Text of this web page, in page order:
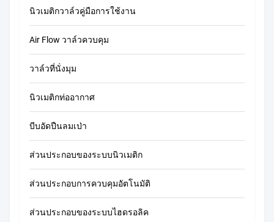
นิวเมติกวาล์วคู่มือการใช้งาน
Air Flow วาล์วควบคุม
วาล์วที่นั่งมุม
นิวเมติกท่ออากาศ
บีบอัดปืนลมเป่า
ส่วนประกอบของระบบนิวเมติก
ส่วนประกอบการควบคุมอัตโนมัติ
ส่วนประกอบของระบบไฮดรอลิค